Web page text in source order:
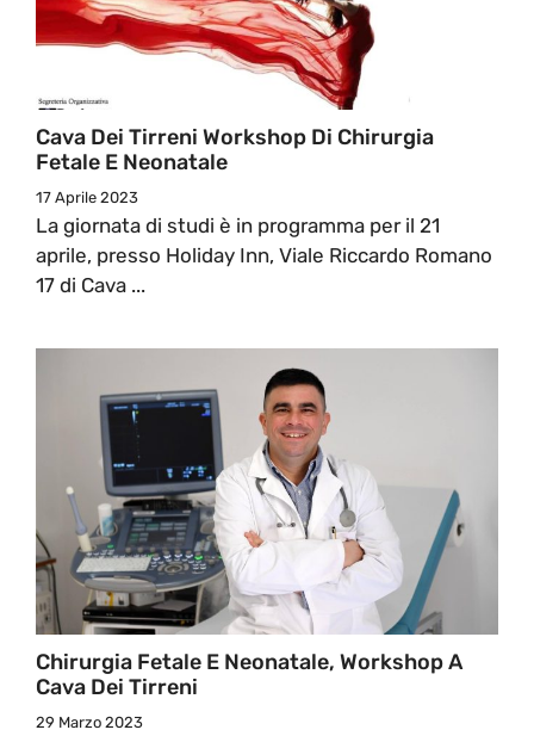
Cava Dei Tirreni Workshop Di Chirurgia
Fetale E Neonatale
17 Aprile 2023
La giornata di studi è in programma per il 21
aprile, presso Holiday Inn, Viale Riccardo Romano
17 di Cava ...
Chirurgia Fetale E Neonatale, Workshop A
Cava Dei Tirreni
29 Marzo 2023